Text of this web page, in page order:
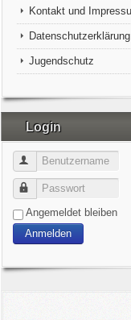
Kontakt und
Datenschutzerklärung
Jugendschutz
Login
Benutzername
Passwort
Angemeldet bleiben
Anmelden